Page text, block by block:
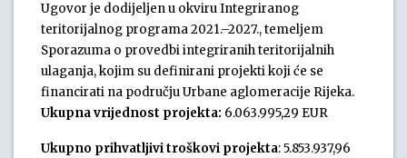
Ugovor je dodijeljen u okviru Integriranog
teritorijalnog programa 2021.–2027., temeljem
Sporazuma o provedbi integriranih teritorijalnih
ulaganja, kojim su definirani projekti koji će se
financirati na području Urbane aglomeracije Rijeka.
Ukupna vrijednost projekta: 6.063.995,29 EUR
Ukupno prihvatljivi troškovi projekta: 5.853.937,96